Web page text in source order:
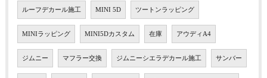
ルーフデカール施工 MINI 5D ツートンラッピング
MINIラッピング MINI5Dカスタム 在庫 アウディA4
ジムニー マフラー交換 ジムニーシエラデカール施工 サンバー